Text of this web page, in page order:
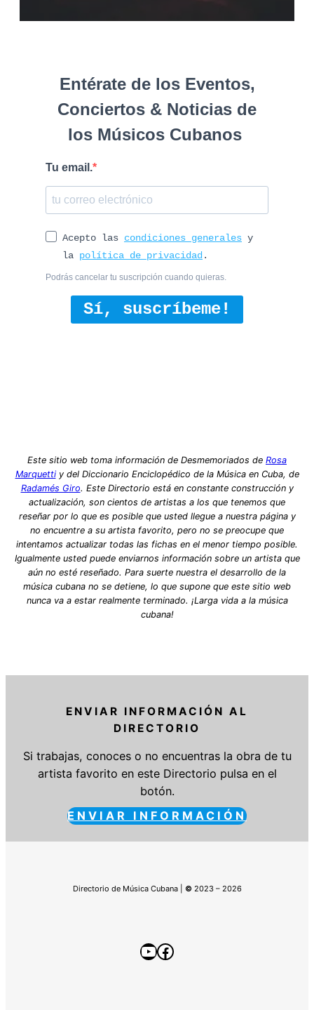
Entérate de los Eventos,
Conciertos & Noticias de
los Músicos Cubanos
Tu email.
Acepto las condiciones generales y
la política de privacidad .
Podrás cancelar tu suscripción cuando quieras.
Sí, suscríbeme!
Este sitio web toma información de Desmemoriados de Rosa
Marquettiy del Diccionario Enciclopédico de la Música en Cuba, de
Radamés Giro. Este Directorio está en constante construcción y
actualización, son cientos de artistas a los que tenemos que
reseñar por lo que es posible que usted llegue a nuestra página y
no encuentre a su artista favorito, pero no se preocupe que
intentamos actualizar todas las fichas en el menor tiempo posible.
Igualmente usted puede enviarnos información sobre un artista que
aún no esté reseñado. Para suerte nuestra el desarrollo de la
música cubana no se detiene, lo que supone que este sitio web
nunca va a estar realmente terminado. ¡Larga vida a la música
cubana!
ENVIAR INFORMACIÓN AL
DIRECTORIO
Si trabajas, conoces o no encuentras la obra de tu
artista favorito en este Directorio pulsa en el
botón.
ENVIAR INFORMACIÓN
Directorio de Música Cubana | © 2023 – 2026
YouTube
Facebook